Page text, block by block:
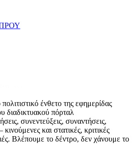
ένθετο της εφημερίδας
διαδικτυακού πόρταλ
συνεντεύξεις, συναντήσεις,
και στατικές, κριτικές
Βλέπουμε το δέντρο, δεν χάνουμε το